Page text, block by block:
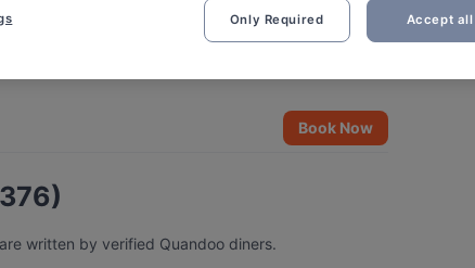
Book Now
written by verified Quandoo diners.
Only Required Accept all